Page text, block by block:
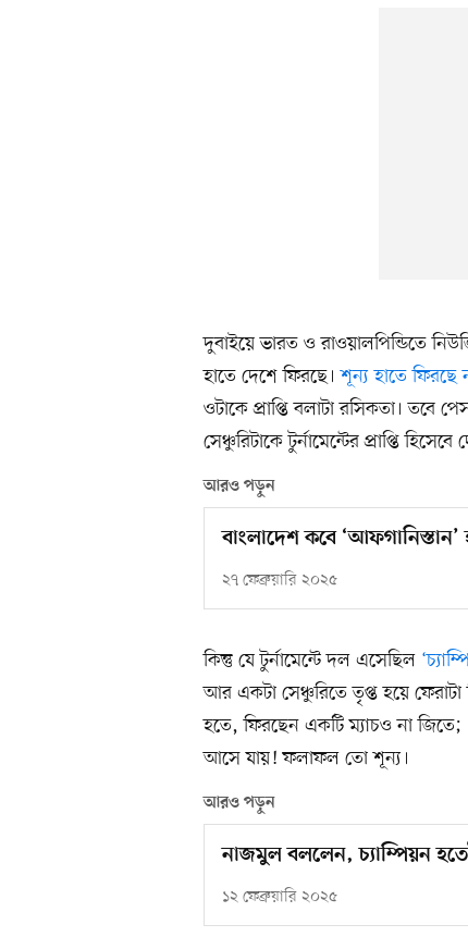
দুবাইয়ে ভারত ও রাওয়ালপিন্ডিতে
হাতে দেশে ফিরছে।শূন্য হাতে ফিরছে
ওটাকে প্রাপ্তি বলাটা রসিকতা। তবে
সেঞ্চুরিটাকে টুর্নামেন্টের প্রাপ্তি
আরও পড়ুন
বাংলাদেশ কবে ‘আফগানিস্তান’
২৭ ফেব্রুয়ারি ২০২৫
কিন্তু যে টুর্নামেন্টে দল এসেছিল
আর একটা সেঞ্চুরিতে তৃপ্ত হয়ে
হতে, ফিরছেন একটি ম্যাচও না জিতে;
আসে যায়! ফলাফল তো শূন্য।
আরও পড়ুন
নাজমুল বললেন, চ্যাম্পিয়ন
১২ ফেব্রুয়ারি ২০২৫